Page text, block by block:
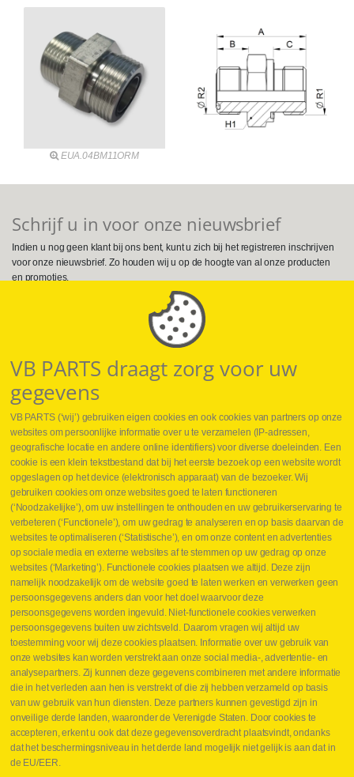
EUA.04BM11ORM
Schrijf u in voor onze nieuwsbrief
Indien u nog geen klant bij ons bent, kunt u zich bij het registreren inschrijven
voor onze nieuwsbrief. Zo houden wij u op de hoogte van al onze producten
en promoties.
Volg ons op Social Media
Webshop
Nieuws
Jobs
Contact
Leveringen
Drukcontrole set
Persmaten
Herstellen cilinders
Hoe opmeten?
Hydrogroepen
Hydraulische slangen
Contact VB Parts
Abraham Hansstraat 7 ,B-8800 Roeselare
Tel. +32 (0)51 24 06 05
E-mail info@vbparts.be
⏳ Laatste maand Webtec-promotie!
VB PARTS draagt zorg voor uw
gegevens
VB PARTS (‘wij’) gebruiken eigen cookies en ook cookies van partners op onze
websites om persoonlijke informatie over u te verzamelen (IP-adressen,
geografische locatie en andere online identifiers) voor diverse doeleinden. Een
cookie is een klein tekstbestand dat bij het eerste bezoek op een website wordt
opgeslagen op het device (elektronisch apparaat) van de bezoeker. Wij
gebruiken cookies om onze websites goed te laten functioneren
(‘Noodzakelijke’), om uw instellingen te onthouden en uw gebruikerservaring te
verbeteren (‘Functionele’), om uw gedrag te analyseren en op basis daarvan de
websites te optimaliseren (‘Statistische’), en om onze content en advertenties
op sociale media en externe websites af te stemmen op uw gedrag op onze
websites (‘Marketing’). Functionele cookies plaatsen we altijd. Deze zijn
namelijk noodzakelijk om de website goed te laten werken en verwerken geen
persoonsgegevens anders dan voor het doel waarvoor deze
persoonsgegevens worden ingevuld. Niet-functionele cookies verwerken
persoonsgegevens buiten uw zichtsveld. Daarom vragen wij altijd uw
toestemming voor wij deze cookies plaatsen. Informatie over uw gebruik van
onze websites kan worden verstrekt aan onze social media-, advertentie- en
analysepartners. Zij kunnen deze gegevens combineren met andere informatie
die in het verleden aan hen is verstrekt of die zij hebben verzameld op basis
van uw gebruik van hun diensten. Deze partners kunnen gevestigd zijn in
onveilige derde landen, waaronder de Verenigde Staten. Door cookies te
accepteren, erkent u ook dat deze gegevensoverdracht plaatsvindt, ondanks
dat het beschermingsniveau in het derde land mogelijk niet gelijk is aan dat in
de EU/EER.